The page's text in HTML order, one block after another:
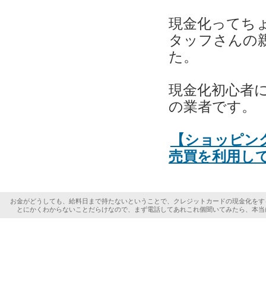
現金化ってち
タッフさんの
た。
現金化初心者
の業者です。
【ショッピ
売買を利用し
お金がどうしても、給料日まで持たないということで、クレジットカードの現金化を
とにかくわからないことだらけなので、まず電話してあれこれ個聞いてみたら、本